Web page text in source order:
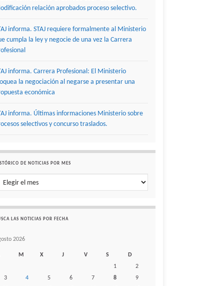
relación aprobados proceso selectivo.
informa. STAJ requiere formalmente al Ministerio
cumpla la ley y negocie de una vez la Carrera
informa. Carrera Profesional: El Ministerio
la negociación al negarse a presentar una
económica
informa. Últimas informaciones Ministerio sobre
selectivos y concurso traslados.
DE NOTICIAS POR MES
de noticias por mes
LAS NOTICIAS POR FECHA
2026
M X J V S
D
1
2
3
4 5 6 7 8
9